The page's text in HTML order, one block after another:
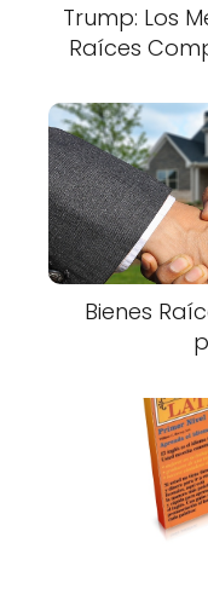
Trump: Los
Raíces
Bienes